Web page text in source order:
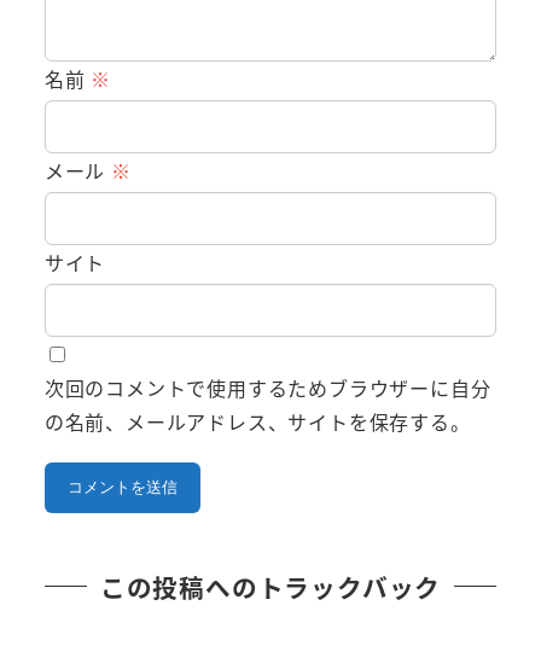
名前 ※
メール ※
サイト
次回のコメントで使用するためブラウザーに自分
の名前、メールアドレス、サイトを保存する。
この投稿へのトラックバック